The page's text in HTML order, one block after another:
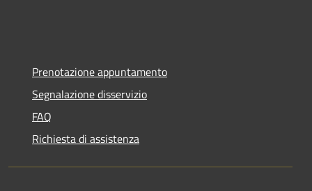
Prenotazione appuntamento
Segnalazione disservizio
FAQ
Richiesta di assistenza